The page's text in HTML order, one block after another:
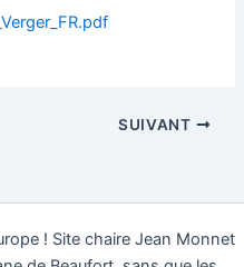
SUIVANT
! Site chaire Jean Monnet